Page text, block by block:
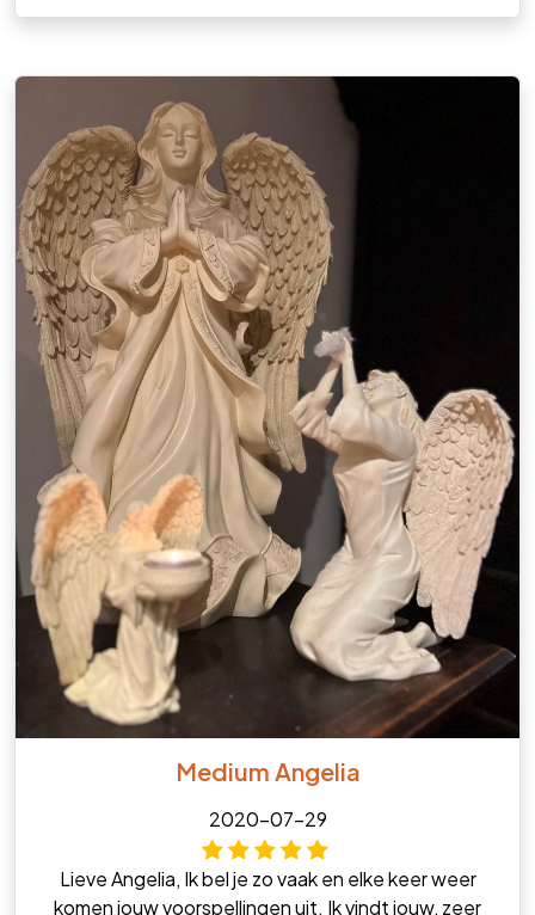
Medium Angelia
2020-07-29
Lieve Angelia, Ik bel je zo vaak en elke keer weer
komen jouw voorspellingen uit. Ik vindt jouw, zeer